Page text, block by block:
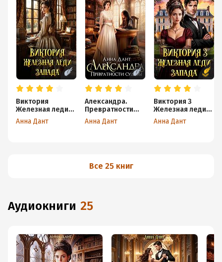
Виктория
Железная леди
Запада
Анна Дант
Александра.
Превратности
судьбы
Анна Дант
Виктория 3
Железная леди
Запада
Анна Дант
Все 25 книг
аудиокниги 25